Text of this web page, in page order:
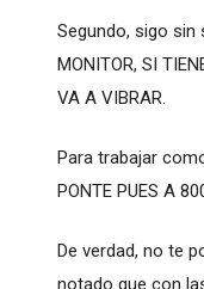
Segundo, sigo sin
MONITOR, SI
VA A VIBRAR.
Para trabajar
PONTE PUES A
De verdad, no te
notado que con